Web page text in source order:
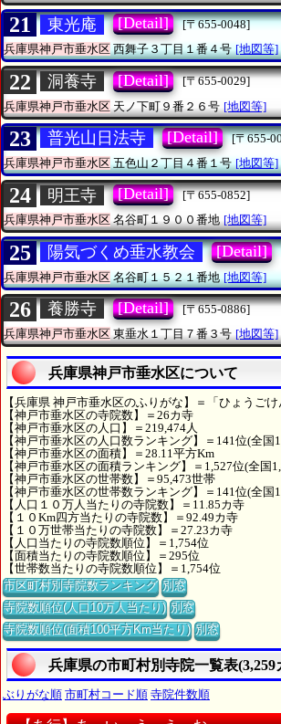
21 東光庵 [Detail]
[〒655-0048]
兵庫県神戸市垂水区西舞子３丁目１番４号 [地図等]
22 洞養寺 [Detail]
[〒655-0029]
兵庫県神戸市垂水区 天ノ下町９番２６号 [地図等]
23 普光山日法寺 [Detail]
[〒655-
兵庫県神戸市垂水区五色山２丁目４番１号 [地図等]
24 明王寺 [Detail]
[〒655-0852]
兵庫県神戸市垂水区名谷町１９００番地 [地図等]
25 陽気づくめ垂水教会 [Detail]
兵庫県神戸市垂水区名谷町１５２１番地 [地図等]
26 養勝寺 [Detail]
[〒655-0886]
兵庫県神戸市垂水区 東垂水１丁目７番３号 [地図等]
兵庫県神戸市垂水区について
【兵庫県 神戸市垂水区のふりがな】＝「ひょうごけ
【神戸市垂水区の寺院数】＝26カ寺
【神戸市垂水区の人口】＝219,474人
【神戸市垂水区の人口数ランキング】＝141位(全国
【神戸市垂水区の面積】＝28.11平方Km
【神戸市垂水区の面積ランキング】＝1,527位(全国
【神戸市垂水区の世帯数】＝95,473世帯
【神戸市垂水区の世帯数ランキング】＝141位(全国
【人口１０万人当たりの寺院数】＝11.85カ寺
【１０Km四方当たりの寺院数】＝92.49カ寺
【１０万世帯当たりの寺院数】＝27.23カ寺
【人口当たりの寺院数順位】＝1,754位
【面積当たりの寺院数順位】＝295位
【世帯数当たりの寺院数順位】＝1,754位
市区町村別寺院数ランキング 別窓
寺院数順位(人口10万人当たり) 別窓
寺院数順位(面積100平方Km当たり) 別窓
兵庫県の市町村別寺院一覧表(3,259
ぶりがな順 市町村コード順 寺院件数順